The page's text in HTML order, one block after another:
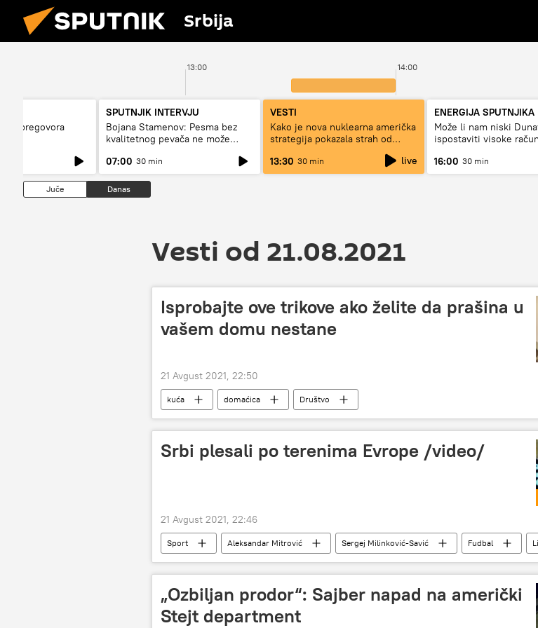
Srbija
13:00 14:00
pregovora
SPUTNJIK INTERVJU
Bojana Stamenov: Pesma bez
kvalitetnog pevača ne može
07:00 30 min
VESTI
Kako je nova nuklearna američka
strategija pokazala strah od
13:30 30 min live
ENERGIJA SPUTNJIKA
Može li nam niski
ispostaviti visoke
16:00 30 min
Juče Danas
Vesti od 21.08.2021
Isprobajte ove trikove ako želite da prašina u
vašem domu nestane
21 Avgust 2021, 22:50
kuća domaćica Društvo
Srbi plesali po terenima Evrope /video/
21 Avgust 2021, 22:46
Sport Aleksandar Mitrović Sergej Milinković-Savić Fudbal
Filip Đuričić
„Ozbiljan prodor“: Sajber napad na američki
Stejt department